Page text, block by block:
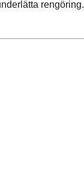
rengöring.